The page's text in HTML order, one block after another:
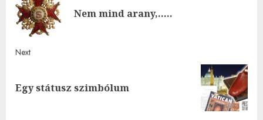
navigationNem mind arany,…..
Next
Next
post:
Egy státusz szimbólum